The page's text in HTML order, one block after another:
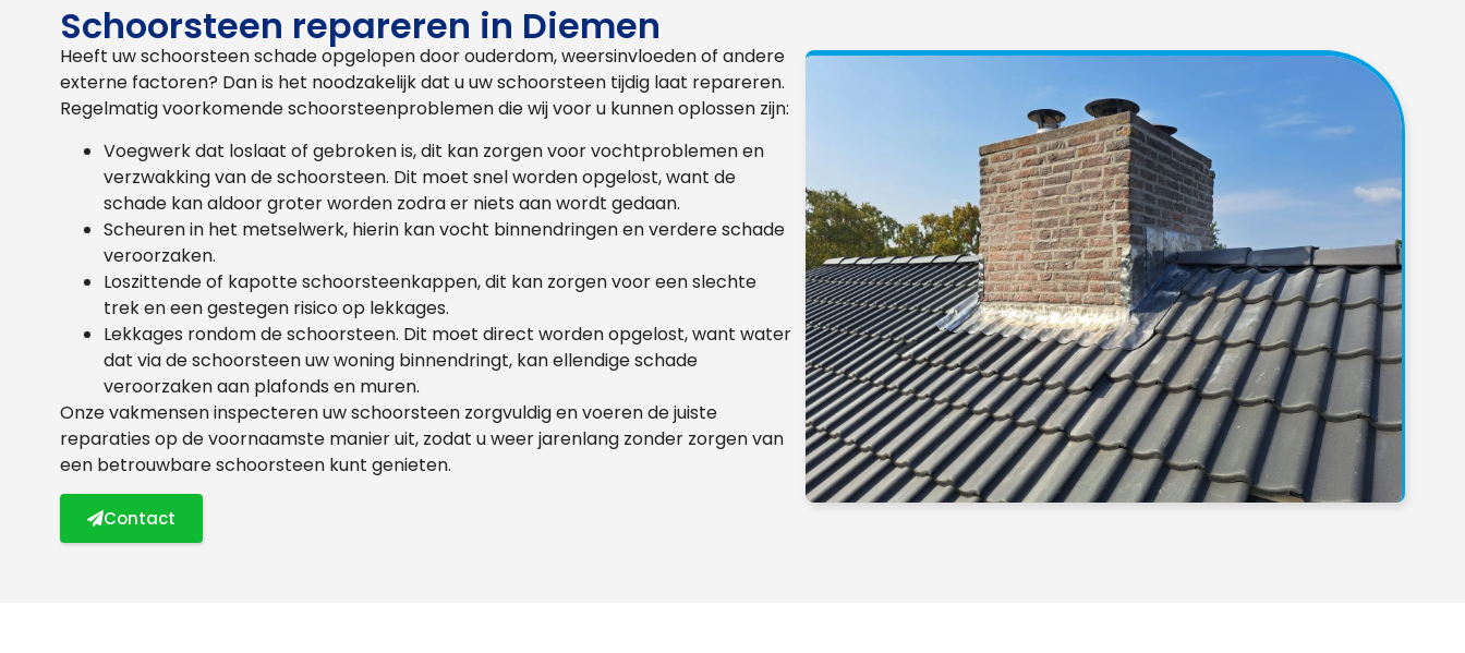
Schoorsteen repareren in Diemen
Heeft uw schoorsteen schade opgelopen door ouderdom, weersinvloeden of andere
externe factoren? Dan is het noodzakelijk dat u uw schoorsteen tijdig laat repareren.
Regelmatig voorkomende schoorsteenproblemen die wij voor u kunnen oplossen zijn:
Voegwerk dat loslaat of gebroken is, dit kan zorgen voor vochtproblemen en
verzwakking van de schoorsteen. Dit moet snel worden opgelost, want de
schade kan aldoor groter worden zodra er niets aan wordt gedaan.
Scheuren in het metselwerk, hierin kan vocht binnendringen en verdere schade
veroorzaken.
Loszittende of kapotte schoorsteenkappen, dit kan zorgen voor een slechte
trek en een gestegen risico op lekkages.
Lekkages rondom de schoorsteen. Dit moet direct worden opgelost, want water
dat via de schoorsteen uw woning binnendringt, kan ellendige schade
veroorzaken aan plafonds en muren.
Onze vakmensen inspecteren uw schoorsteen zorgvuldig en voeren de juiste
reparaties op de voornaamste manier uit, zodat u weer jarenlang zonder zorgen van
een betrouwbare schoorsteen kunt genieten.
Contact